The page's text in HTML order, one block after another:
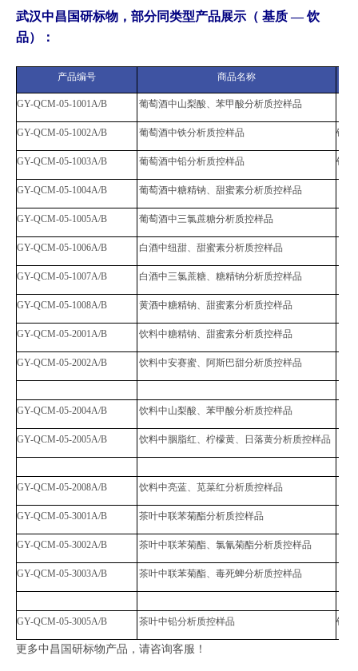
武汉中昌国研标物，部分同类型产品展示（ 基质 — 饮
品）：
产品编号 商品名称
GY-QCM-05-1001A/B 葡萄酒中山梨酸、苯甲酸分析质控样品
GY-QCM-05-1002A/B 葡萄酒中铁分析质控样品 铁
GY-QCM-05-1003A/B 葡萄酒中铅分析质控样品 铅
GY-QCM-05-1004A/B 葡萄酒中糖精钠、甜蜜素分析质控样品
GY-QCM-05-1005A/B 葡萄酒中三氯蔗糖分析质控样品
GY-QCM-05-1006A/B 白酒中纽甜、甜蜜素分析质控样品
GY-QCM-05-1007A/B 白酒中三氯蔗糖、糖精钠分析质控样品
GY-QCM-05-1008A/B 黄酒中糖精钠、甜蜜素分析质控样品
GY-QCM-05-2001A/B 饮料中糖精钠、甜蜜素分析质控样品
GY-QCM-05-2002A/B 饮料中安赛蜜、阿斯巴甜分析质控样品
GY-QCM-05-2004A/B 饮料中山梨酸、苯甲酸分析质控样品
GY-QCM-05-2005A/B 饮料中胭脂红、柠檬黄、日落黄分析质控样品
GY-QCM-05-2008A/B 饮料中亮蓝、苋菜红分析质控样品
GY-QCM-05-3001A/B 茶叶中联苯菊酯分析质控样品
GY-QCM-05-3002A/B 茶叶中联苯菊酯、氯氰菊酯分析质控样品
GY-QCM-05-3003A/B 茶叶中联苯菊酯、毒死蜱分析质控样品
GY-QCM-05-3005A/B 茶叶中铅分析质控样品 铅
更多中昌国研标物产品，请咨询客服！